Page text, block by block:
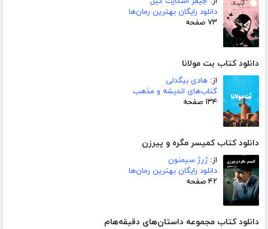
دانلود رایگان بهترین رمان‌ها
۷۳ صفحه
دانلود کتاب بت مولانا
از: هادی بیگدلی
کتاب‌های اندیشه و مذهب
۱۳۴ صفحه
دانلود کتاب کمیسر مگره و پیرزن
از:ژرژ سیمنون
دانلود رایگان بهترین رمان‌ها
۴۲ صفحه
دانلود کتاب مجموعه داستان‌های دقیقه‌هام